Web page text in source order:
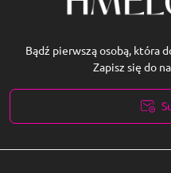
Bądź pierwszą osobą, która
Zapisz się do